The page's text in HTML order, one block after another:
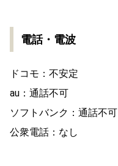
電話・電波
ドコモ：不安定
au：通話不可
ソフトバンク：通話不可
公衆電話：なし